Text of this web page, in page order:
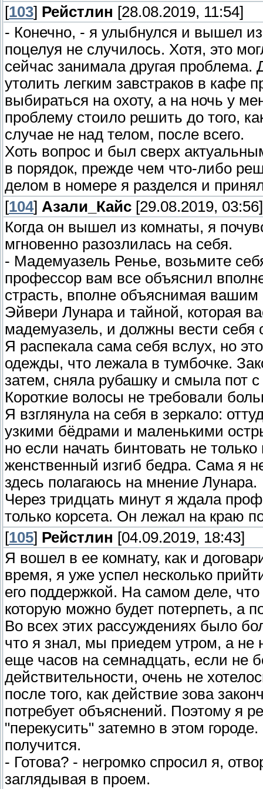
[103] Рейстлин [28.08.2019, 11:54]
- Конечно, - я улыбнулся и вышел
поцелуя не случилось. Хотя, это
сейчас занимала другая проблема.
утолить легким завстраков в кафе
выбираться на охоту, а на ночь у
проблему стоило решить до того,
случае не над телом, после всего.
Хоть вопрос и был сверх
в порядок, прежде чем что-либо
делом в номере я разделся и
[104] Азали_Кайс [29.08.2019, 03:56]
Когда он вышел из комнаты, я
мгновенно разозлилась на себя.
- Мадемуазель Ренье, возьмите
профессор вам все объяснил
страсть, вполне объяснимая
Эйвери Лунара и тайной, которая
мадемуазель, и должны вести себя
Я распекала сама себя вслух, но
одежды, что лежала в тумбочке.
затем, сняла рубашку и смыла пот
Короткие волосы не требовали
Я взглянула на себя в зеркало:
узкими бёдрами и маленькими
но если начать бинтовать не
женственный изгиб бедра. Сама я
здесь полагаюсь на мнение Лунара.
Через тридцать минут я ждала
только корсета. Он лежал на краю
[105] Рейстлин [04.09.2019, 18:43]
Я вошел в ее комнату, как и
время, я уже успел несколько
его поддержкой. На самом деле,
которую можно будет потерпеть, а
Во всех этих рассуждениях было
что я знал, мы приедем утром, а не
еще часов на семнадцать, если не
действительности, очень не
после того, как действие зова
потребует объяснений. Поэтому я
"перекусить" затемно в этом
получится.
- Готова? - негромко спросил я,
заглядывая в проем.